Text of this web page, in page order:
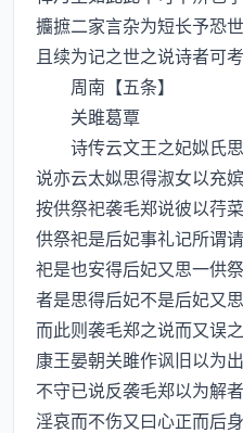
攟摭二家言杂为短长予恐
且续为记之世之说诗者可
周南【五条】
关雎葛覃
诗传云文王之妃姒氏思
说亦云太姒思得淑女以充
按供祭祀袭毛郑说彼以荇
供祭祀是后妃事礼记所谓
祀是也安得后妃又思一供
者是思得后妃不是后妃又
而此则袭毛郑之说而又误
康王晏朝关雎作讽旧以为
不守已说反袭毛郑以为解
淫哀而不伤又曰心正而后